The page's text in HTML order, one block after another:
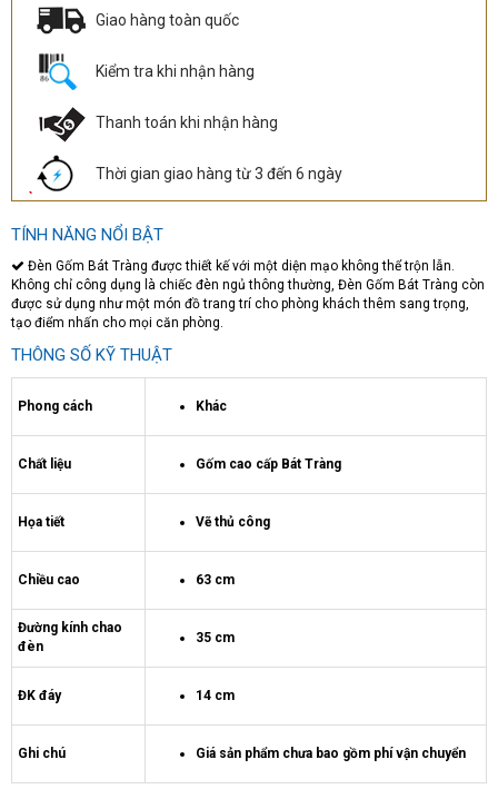
Giao hàng toàn quốc
Kiểm tra khi nhận hàng
Thanh toán khi nhận hàng
Thời gian giao hàng từ 3 đến 6 ngày
TÍNH NĂNG NỔI BẬT
Đèn Gốm Bát Tràng được thiết kế với một diện mạo không thể trộn lẫn.
Không chỉ công dụng là chiếc đèn ngủ thông thường, Đèn Gốm Bát Tràng còn
được sử dụng như một món đồ trang trí cho phòng khách thêm sang trọng,
tạo điểm nhấn cho mọi căn phòng.
THÔNG SỐ KỸ THUẬT
Phong cách Khác
Chất liệu Gốm cao cấp Bát Tràng
Họa tiết Vẽ thủ công
Chiều cao 63 cm
Đường kính chao
đèn
35 cm
ĐK đáy 14 cm
Ghi chú Giá sản phẩm chưa bao gồm phí vận chuyển